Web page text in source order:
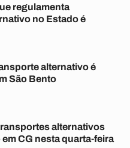
regulamenta
no Estado é
alternativo é
São Bento
alternativos
CG nesta quarta-feira